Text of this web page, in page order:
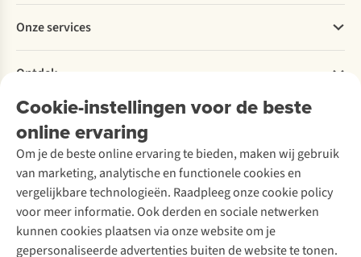
Cookie-instellingen voor de beste
online ervaring
Om je de beste online ervaring te bieden, maken wij gebruik
van marketing, analytische en functionele cookies en
vergelijkbare technologieën. Raadpleeg onze cookie policy
voor meer informatie. Ook derden en sociale netwerken
kunnen cookies plaatsen via onze website om je
gepersonaliseerde advertenties buiten de website te tonen.
Betalen
Levering
Retourneren
Bestelling herroepen
Garantie
Contact
Explore More
Verantwoord ondernemen
Over Ayacucho
Onze winkels
Over A.S.Adventure
Toegankelijkheidsverklaring
Onze services
Ski-onderhoud
Wasservice
Schoenonderhoud
Schoenherstelling
Kledingherstelling
Retouches
Voor bedrijven
Ontdek
A.S.Magazine
Podcast
Explore Academy
Explore Camp
Gear Check
Inspiratie & advies
Meld je aan voor de nieuwsbrief
Follow us